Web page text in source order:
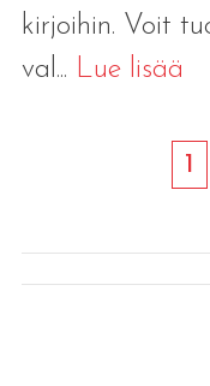
kirjoihin. Voit
val... Lue lisää
1